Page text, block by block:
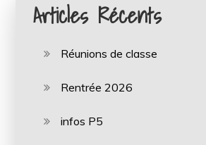
Articles Récents
Réunions de classe
Rentrée 2026
infos P5